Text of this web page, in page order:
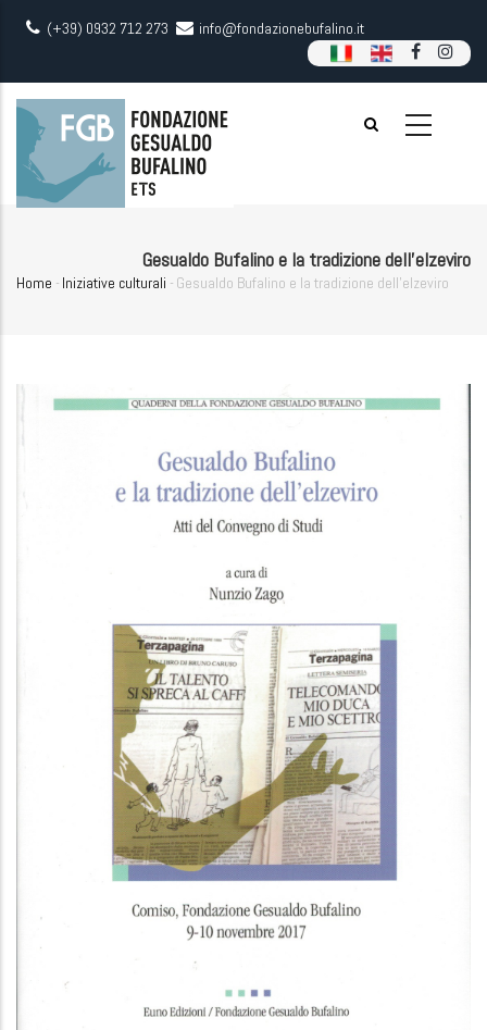
content
(+39) 0932 712 273 info@fondazionebufalino.it
Gesualdo Bufalino e la tradizione dell’elzeviro
Home - Iniziative culturali - Gesualdo Bufalino e la tradizione dell’elzeviro